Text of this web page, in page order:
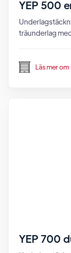
YEP 500
träunderlag
Läs mer om
YEP 700